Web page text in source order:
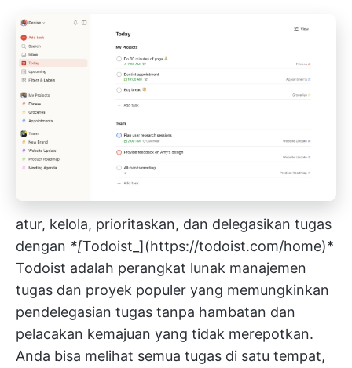
atur, kelola, prioritaskan, dan delegasikan tugas
dengan *[Todoist_](https://todoist.com/home)*
Todoist adalah perangkat lunak manajemen
tugas dan proyek populer yang memungkinkan
pendelegasian tugas tanpa hambatan dan
pelacakan kemajuan yang tidak merepotkan.
Anda bisa melihat semua tugas di satu tempat,